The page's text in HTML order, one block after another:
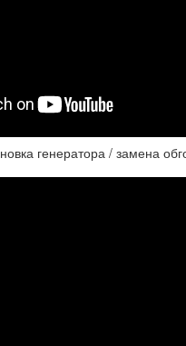
генератора / замена